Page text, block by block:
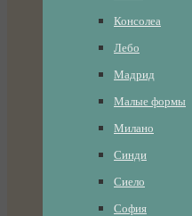
Консолеа
Лебо
Мадрид
Малые формы
Милано
Синди
Сиело
София